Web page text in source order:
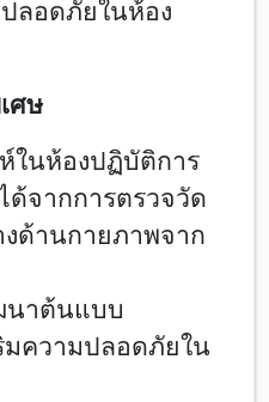
ลอดภัยในห้อง
ศษ
ในห้องปฏิบัติการ
ด้จากการตรวจวัด
ด้านกายภาพจาก
นาต้นแบบ
มความปลอดภัยใน